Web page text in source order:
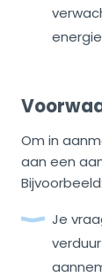
Om in
aan een
Bijvoorbeeld:
Je